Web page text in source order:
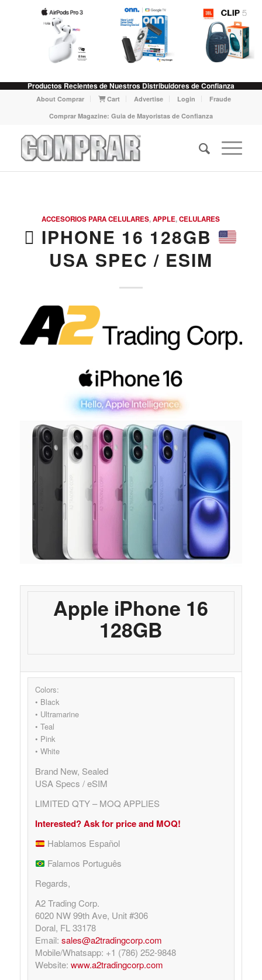
Productos Recientes de Nuestros Distribuidores de Confianza
About Comprar Cart Advertise Login
Fraude
Comprar Magazine: Guia de Mayoristas de Confianza
ACCESORIOS PARA CELULARES,APPLE,CELULARES
 IPHONE 16 128GB
USA SPEC / ESIM
Apple iPhone 16
128GB
Colors:
• Black
• Ultramarine
• Teal
• Pink
• White
Brand New, Sealed
USA Specs / eSIM
LIMITED QTY – MOQ APPLIES
Interested? Ask for price and MOQ!
Hablamos Español
Falamos Português
Regards,
A2 Trading Corp.
6020 NW 99th Ave, Unit #306
Doral, FL 33178
Email: sales@a2tradingcorp.com
Mobile/Whatsapp: +1 (786) 252-9848
Website: www.a2tradingcorp.com